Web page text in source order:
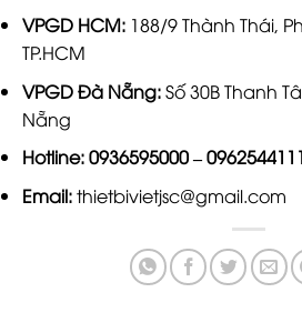
VPGD HCM: 188/9 Thành Thái,
TP.HCM
VPGD Đà Nẵng:Số 30B Thanh
Nẵng
Hotline:0936595000–0962544111
Email:thietbivietjsc@gmail.com